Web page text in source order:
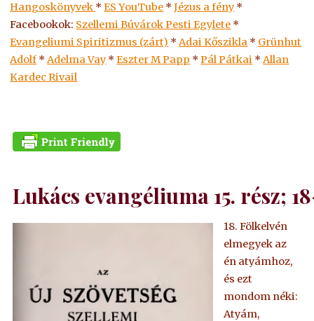
Hangoskönyvek *ESYouTube *Jézus a fény *
Facebookok: Szellemi Búvárok Pesti Egylete *
Evangeliumi Spiritizmus (zárt) *Adai Kőszikla * Grünhut
Adolf *Adelma Vay *Eszter M Papp *Pál Pátkai *Allan
Kardec Rivail
Lukács evangéliuma 15. rész;
18. Fölkelvén
elmegyek az
én atyámhoz,
és ezt
mondom néki:
Atyám,